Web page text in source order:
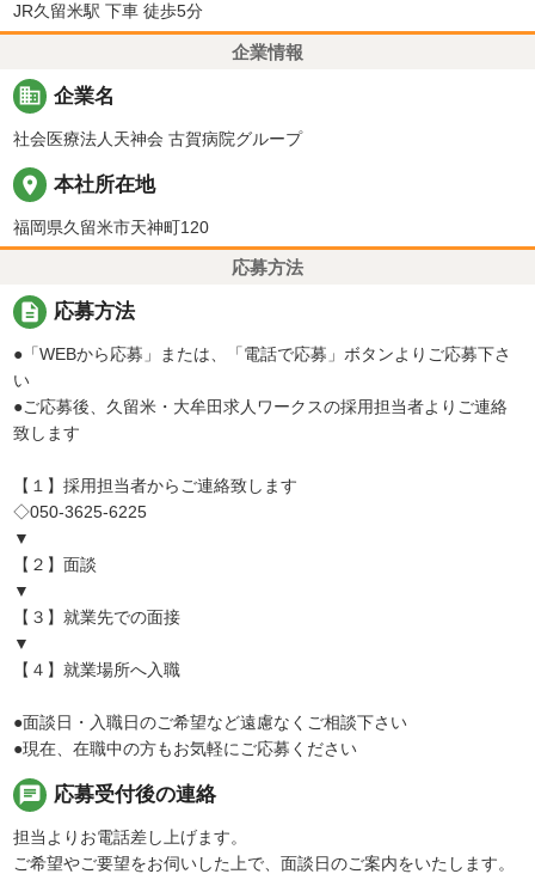
JR久留米駅 下車 徒歩5分
企業情報
business 企業名
社会医療法人天神会 古賀病院グループ
place 本社所在地
福岡県久留米市天神町120
応募方法
description 応募方法
●「WEBから応募」または、「電話で応募」ボタンよりご応募下さ
い
●ご応募後、久留米・大牟田求人ワークスの採用担当者よりご連絡
致します
【１】採用担当者からご連絡致します
◇050-3625-6225
▼
【２】面談
▼
【３】就業先での面接
▼
【４】就業場所へ入職
●面談日・入職日のご希望など遠慮なくご相談下さい
●現在、在職中の方もお気軽にご応募ください
chat 応募受付後の連絡
担当よりお電話差し上げます。
ご希望やご要望をお伺いした上で、面談日のご案内をいたします。